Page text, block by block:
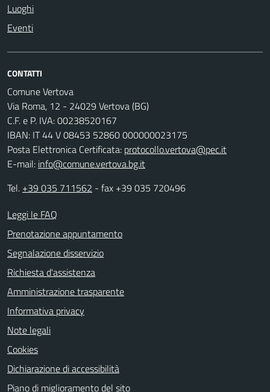
Luoghi
Eventi
CONTATTI
Comune Vertova
Via Roma, 12 - 24029 Vertova (BG)
C.F. e P. IVA: 00238520167
IBAN: IT 44 V 08453 52860 000000023175
Posta Elettronica Certificata: protocollo.vertova@pec.it
E-mail: info@comune.vertova.bg.it
Tel. +39 035 711562 - fax +39 035 720496
Leggi le FAQ
Prenotazione appuntamento
Segnalazione disservizio
Richiesta d'assistenza
Amministrazione trasparente
Informativa privacy
Note legali
Cookies
Dichiarazione di accessibilità
Piano di miglioramento del sito